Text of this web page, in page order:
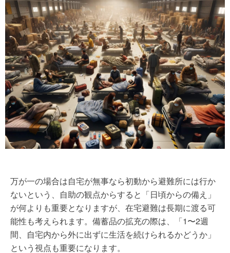
万が一の場合は自宅が無事なら初動から避難所には行か
ないという、自助の観点からすると「日頃からの備え」
が何よりも重要となりますが、在宅避難は長期に渡る可
能性も考えられます。備蓄品の拡充の際は、「1〜2週
間、自宅内から外に出ずに生活を続けられるかどうか」
という視点も重要になります。